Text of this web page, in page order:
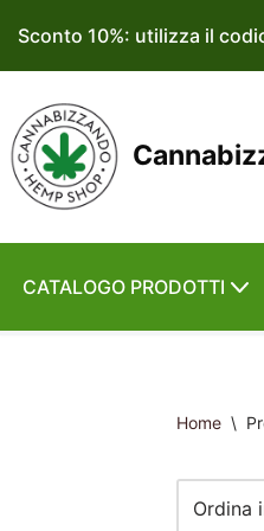
Vai
contenuto
Sconto 10%: utilizza il
CATALOGO PRODOTTI
Home \